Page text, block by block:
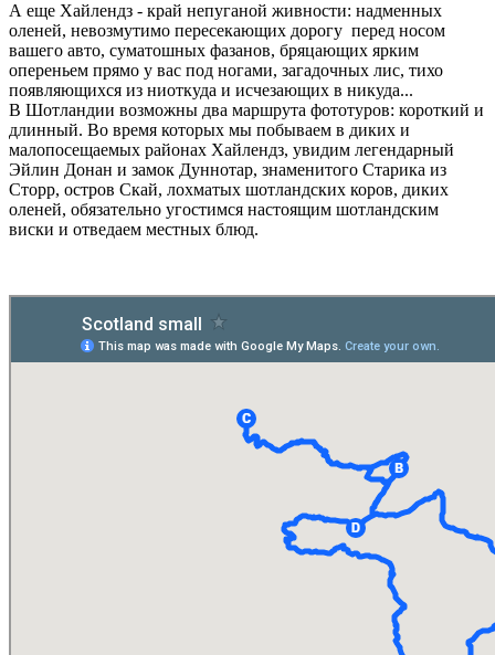
А еще Хайлендз - край непуганой живности: надменных
оленей, невозмутимо пересекающих дорогу перед носом
вашего авто, суматошных фазанов, бряцающих ярким
опереньем прямо у вас под ногами, загадочных лис, тихо
появляющихся из ниоткуда и исчезающих в никуда...
В Шотландии возможны два маршрута фототуров: короткий и
длинный. Во время которых мы побываем в диких и
малопосещаемых районах Хайлендз, увидим легендарный
Эйлин Донан и замок Дуннотар, знаменитого Старика из
Сторр, остров Скай, лохматых шотландских коров, диких
оленей, обязательно угостимся настоящим шотландским
виски и отведаем местных блюд.